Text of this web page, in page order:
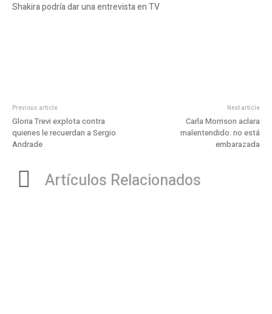
Shakira podría dar una entrevista en TV
Previous article
Gloria Trevi explota contra
quienes le recuerdan a Sergio
Andrade
Next article
Carla Morrison aclara
malentendido: no está
embarazada
Artículos Relacionados